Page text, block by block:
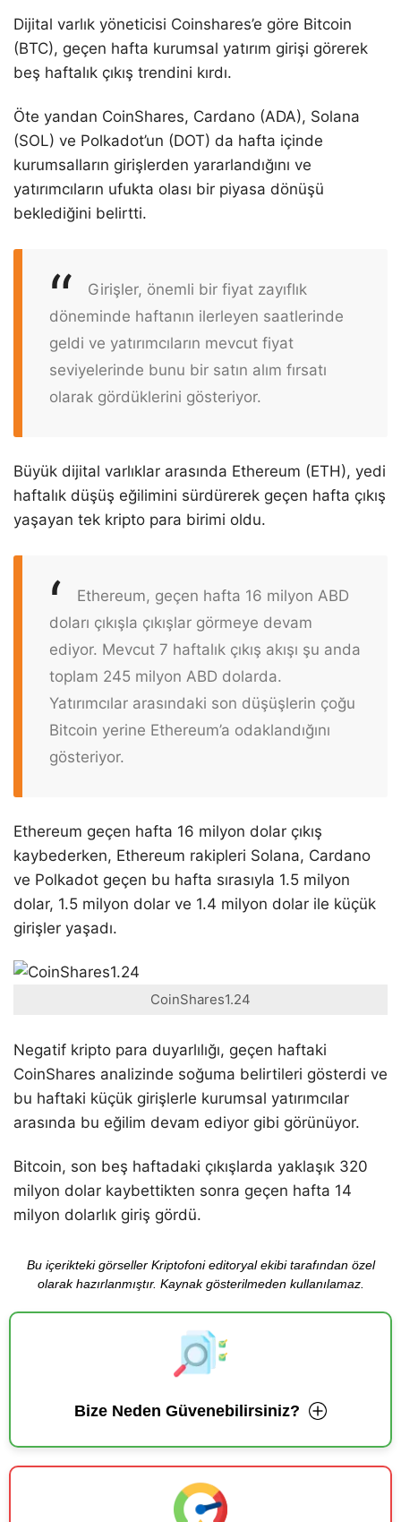
Dijital varlık yöneticisi Coinshares’e göre Bitcoin
(BTC), geçen hafta kurumsal yatırım girişi görerek
beş haftalık çıkış trendini kırdı.
Öte yandan CoinShares, Cardano (ADA), Solana
(SOL) ve Polkadot’un (DOT) da hafta içinde
kurumsalların girişlerden yararlandığını ve
yatırımcıların ufukta olası bir piyasa dönüşü
beklediğini belirtti.
Girişler, önemli bir fiyat zayıflık
döneminde haftanın ilerleyen saatlerinde
geldi ve yatırımcıların mevcut fiyat
seviyelerinde bunu bir satın alım fırsatı
olarak gördüklerini gösteriyor.
Büyük dijital varlıklar arasında Ethereum (ETH), yedi
haftalık düşüş eğilimini sürdürerek geçen hafta çıkış
yaşayan tek kripto para birimi oldu.
Ethereum, geçen hafta 16 milyon ABD
doları çıkışla çıkışlar görmeye devam
ediyor. Mevcut 7 haftalık çıkış akışı şu anda
toplam 245 milyon ABD dolarda.
Yatırımcılar arasındaki son düşüşlerin çoğu
Bitcoin yerine Ethereum’a odaklandığını
gösteriyor.
Ethereum geçen hafta 16 milyon dolar çıkış
kaybederken, Ethereum rakipleri Solana, Cardano
ve Polkadot geçen bu hafta sırasıyla 1.5 milyon
dolar, 1.5 milyon dolar ve 1.4 milyon dolar ile küçük
girişler yaşadı.
CoinShares1.24
Negatif kripto para duyarlılığı, geçen haftaki
CoinShares analizinde soğuma belirtileri gösterdi ve
bu haftaki küçük girişlerle kurumsal yatırımcılar
arasında bu eğilim devam ediyor gibi görünüyor.
Bitcoin, son beş haftadaki çıkışlarda yaklaşık 320
milyon dolar kaybettikten sonra geçen hafta 14
milyon dolarlık giriş gördü.
Bu içerikteki görseller Kriptofoni editoryal ekibi tarafından özel
olarak hazırlanmıştır. Kaynak gösterilmeden kullanılamaz.
Bize Neden Güvenebilirsiniz?